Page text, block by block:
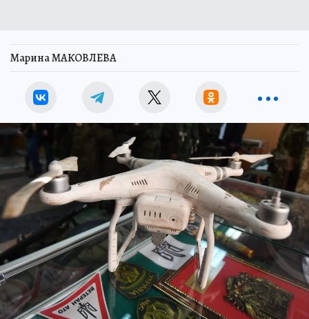
Марина МАКОВЛЕВА